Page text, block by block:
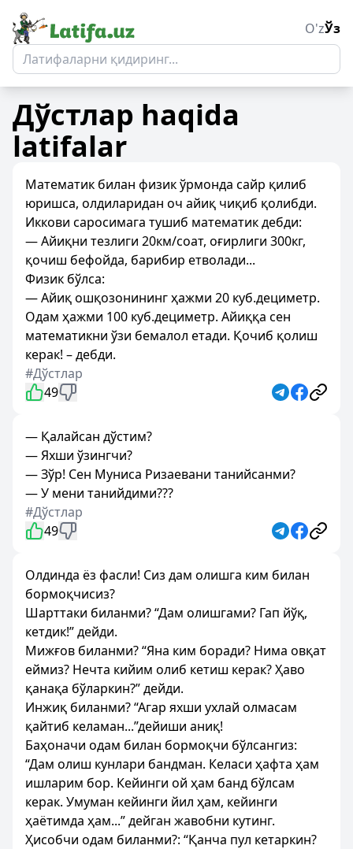
O'zЎз
Дўстлар haqida
latifalar
Математик билан физик ўрмонда сайр қилиб
юришса, олдиларидан оч айиқ чиқиб қолибди.
Иккови саросимага тушиб математик дебди:
— Айиқни тезлиги 20км/соат, оғирлиги 300кг,
қочиш бефойда, барибир етволади...
Физик бўлса:
— Айиқ ошқозонининг ҳажми 20 куб.дециметр.
Одам ҳажми 100 куб.дециметр. Айиққа сен
математикни ўзи бемалол етади. Қочиб қолиш
керак! – дебди.
#Дўстлар
49
— Қалайсан дўстим?
— Яхши ўзингчи?
— Зўр! Сен Муниса Ризаевани танийсанми?
— У мени танийдими???
#Дўстлар
49
Олдинда ёз фасли! Сиз дам олишга ким билан
бормоқчисиз?
Шарттаки биланми? “Дам олишгами? Гап йўқ,
кетдик!” дейди.
Мижғов биланми? “Яна ким боради? Нима овқат
еймиз? Нечта кийим олиб кетиш керак? Ҳаво
қанақа бўларкин?” дейди.
Инжиқ биланми? “Агар яхши ухлай олмасам
қайтиб келаман...”дейиши аниқ!
Баҳоначи одам билан бормоқчи бўлсангиз:
“Дам олиш кунлари бандман. Келаси ҳафта ҳам
ишларим бор. Кейинги ой ҳам банд бўлсам
керак. Умуман кейинги йил ҳам, кейинги
ҳаётимда ҳам...” дейган жавобни кутинг.
Ҳисобчи одам биланми?: “Қанча пул кетаркин?